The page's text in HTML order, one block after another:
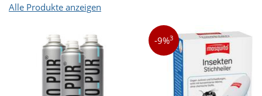
Alle Produkte anzeigen
-9%3